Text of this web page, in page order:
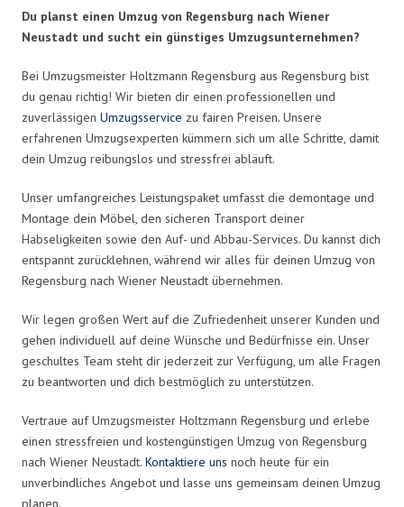
Du planst einen Umzug von Regensburg nach Wiener
Neustadt und sucht ein günstiges Umzugsunternehmen?
Bei Umzugsmeister Holtzmann Regensburg aus Regensburg bist
du genau richtig! Wir bieten dir einen professionellen und
zuverlässigen Umzugsservice zu fairen Preisen. Unsere
erfahrenen Umzugsexperten kümmern sich um alle Schritte, damit
dein Umzug reibungslos und stressfrei abläuft.
Unser umfangreiches Leistungspaket umfasst die demontage und
Montage dein Möbel, den sicheren Transport deiner
Habseligkeiten sowie den Auf- und Abbau-Services. Du kannst dich
entspannt zurücklehnen, während wir alles für deinen Umzug von
Regensburg nach Wiener Neustadt übernehmen.
Wir legen großen Wert auf die Zufriedenheit unserer Kunden und
gehen individuell auf deine Wünsche und Bedürfnisse ein. Unser
geschultes Team steht dir jederzeit zur Verfügung, um alle Fragen
zu beantworten und dich bestmöglich zu unterstützen.
Vertraue auf Umzugsmeister Holtzmann Regensburg und erlebe
einen stressfreien und kostengünstigen Umzug von Regensburg
nach Wiener Neustadt. Kontaktiere uns noch heute für ein
unverbindliches Angebot und lasse uns gemeinsam deinen Umzug
planen.